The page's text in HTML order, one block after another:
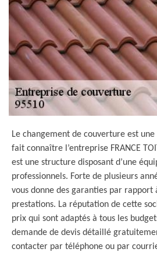
Le changement de couverture est
fait connaître l’entreprise FRANCE
est une structure disposant d’une
professionnels. Forte de plusieurs
vous donne des garanties par rapport
prestations. La réputation de cette
prix qui sont adaptés à tous les
demande de devis détaillé
contacter par téléphone ou par